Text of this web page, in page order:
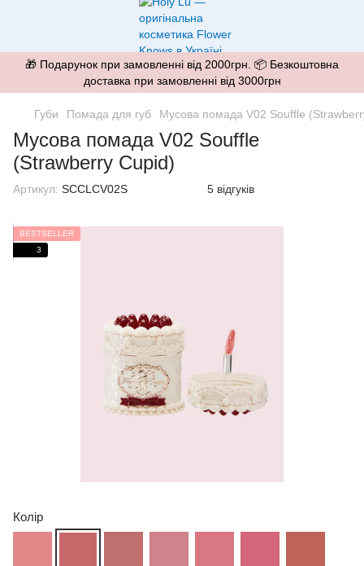
🎁 Подарунок при замовленні від 2000грн. 📦 Безкоштовна
доставка при замовленні від 3000грн
Губи Помада для губ Мусова помада V02 Souffle
Мусова помада V02 Souffle
(Strawberry Cupid)
Артикул: SCCLCV02S 5 відгуків
BESTSELLER
3
Колір